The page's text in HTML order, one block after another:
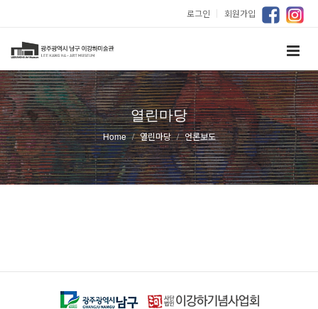
로그인 ｜ 회원가입
열린마당
Home 열린마당 언론보도